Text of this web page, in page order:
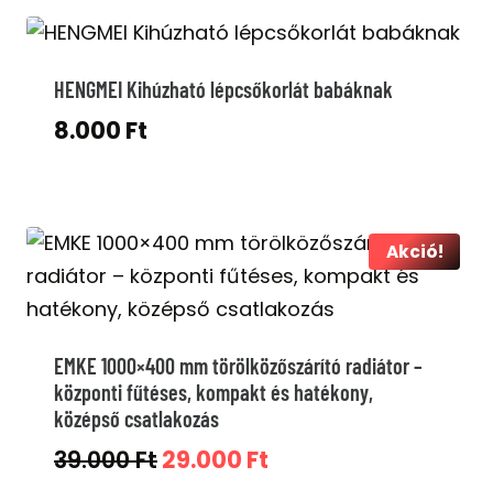
39.000 Ft.24.000 Ft.
HENGMEI Kihúzható lépcsőkorlát babáknak
8.000 Ft
Akció!
EMKE 1000×400 mm törölközőszárító radiátor –
központi fűtéses, kompakt és hatékony,
középső csatlakozás
39.000FtOriginal
29.000 Ft